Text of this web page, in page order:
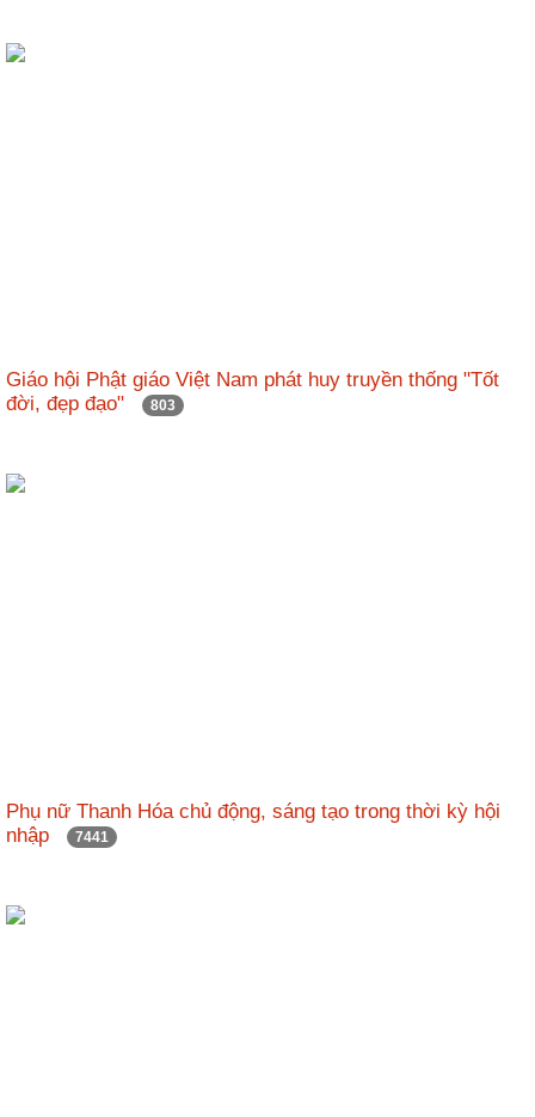
Giáo hội Phật giáo Việt Nam phát huy truyền thống "Tốt
đời, đẹp đạo"
803
Phụ nữ Thanh Hóa chủ động, sáng tạo trong thời kỳ hội
nhập
7441